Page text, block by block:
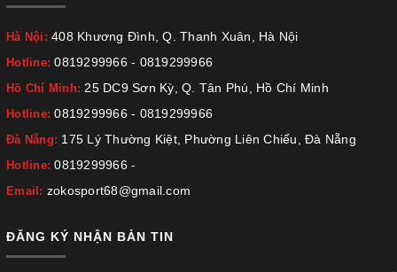
Hà Nội: 408 Khương Đình, Q. Thanh Xuân, Hà Nội
Hotline:0819299966 - 0819299966
Hồ Chí Minh:25 DC9 Sơn Kỳ, Q. Tân Phú, Hồ Chí Minh
Hotline:0819299966 - 0819299966
Đà Nẵng: 175 Lý Thường Kiệt, Phường Liên Chiểu, Đà Nẵng
Hotline:0819299966 -
Email: zokosport68@gmail.com
ĐĂNG KÝ NHẬN BẢN TIN